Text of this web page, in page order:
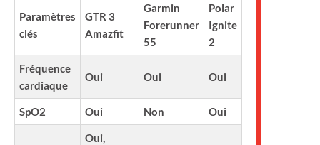
Paramètres
clés
GTR 3
Amazfit
Garmin
Forerunner
55
Polar
Ignite
2
Fréquence
cardiaque
Oui Oui Oui
SpO2 Oui Non Oui
Oui,